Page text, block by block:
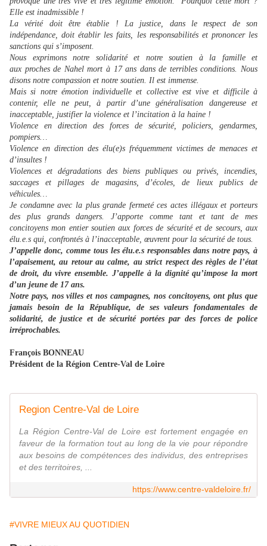
Elle est inadmissible !
La vérité doit être établie ! La justice, dans le respect de son
indépendance, doit établir les faits, les responsabilités et prononcer les
sanctions qui s’imposent.
Nous exprimons notre solidarité et notre soutien à la famille et
aux proches de Nahel mort à 17 ans dans de terribles conditions. Nous
disons notre compassion et notre soutien. Il est immense.
Mais si notre émotion individuelle et collective est vive et difficile à
contenir, elle ne peut, à partir d’une généralisation dangereuse et
inacceptable, justifier la violence et l’incitation à la haine !
Violence en direction des forces de sécurité, policiers, gendarmes,
pompiers…
Violence en direction des élu(e)s fréquemment victimes de menaces et
d’insultes !
Violences et dégradations des biens publiques ou privés, incendies,
saccages et pillages de magasins, d’écoles, de lieux publics de
véhicules…
Je condamne avec la plus grande fermeté ces actes illégaux et porteurs
des plus grands dangers. J’apporte comme tant et tant de mes
concitoyens mon entier soutien aux forces de sécurité et de secours, aux
élu.e.s qui, confrontés à l’inacceptable, œuvrent pour la sécurité de tous.
J’appelle donc, comme tous les élu.e.s responsables dans notre pays, à
l’apaisement, au retour au calme, au strict respect des règles de l’état
de droit, du vivre ensemble. J’appelle à la dignité qu’impose la mort
d’un jeune de 17 ans.
Notre pays, nos villes et nos campagnes, nos concitoyens, ont plus que
jamais besoin de la République, de ses valeurs fondamentales de
solidarité, de justice et de sécurité portées par des forces de police
irréprochables.
François BONNEAU
Président de la Région Centre-Val de Loire
Region Centre-Val de Loire
La Région Centre-Val de Loire est fortement engagée en
faveur de la formation tout au long de la vie pour répondre
aux besoins de compétences des individus, des entreprises
et des territoires, ...
https://www.centre-valdeloire.fr/
#VIVRE MIEUX AU QUOTIDIEN